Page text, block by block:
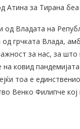
Атина за Тирана
од Владата на
грчката Влада,
за нас, за
на ковид
тоа е
Венко Филипче